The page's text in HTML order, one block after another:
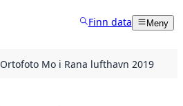
Finn data Meny
Ortofoto Mo i Rana lufthavn 2019